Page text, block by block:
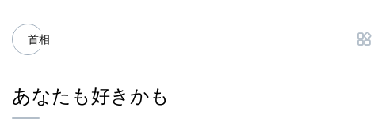
首相
あなたも好きかも